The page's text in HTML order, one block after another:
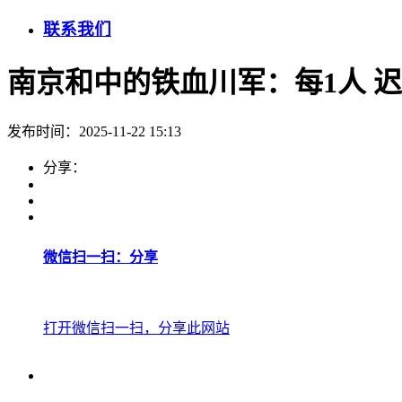
联系我们
南京和中的铁血川军：每1人
发布时间：2025-11-22 15:13
分享：
微信扫一扫：分享
打开微信扫一扫，分享此网站